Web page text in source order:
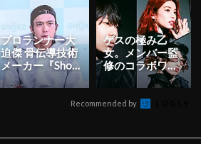
プロランナー大
迫傑 骨伝導技術
メーカー『Shok
z』の日本初アン
バサダーに就任
ゲスの極み乙
女。メンバー監
修のコラボワイ
ヤレスイヤホン
発売＆WEBCM
公開
Recommended by